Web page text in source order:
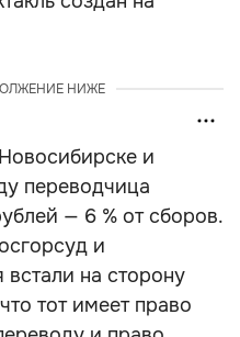
НИЖЕ
и
переводчица
— 6 % от сборов.
и
встали на сторону
тот имеет право